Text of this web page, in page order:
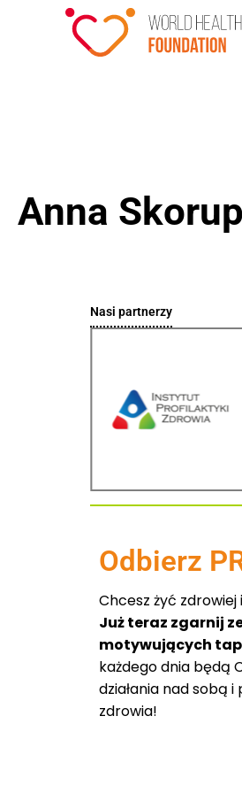
Anna
Nasi partnerzy
Odbierz
Chcesz żyć zdrowiej
Już teraz zgarnij
motywujących
każdego dnia będą
działania nad sobą
zdrowia!